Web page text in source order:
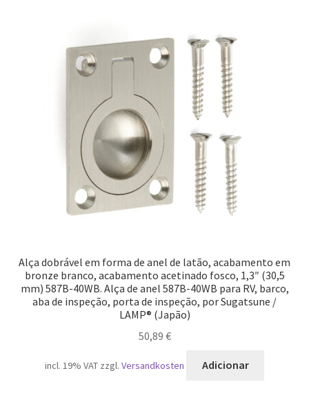
Alça dobrável em forma de anel de latão, acabamento em
bronze branco, acabamento acetinado fosco, 1,3″ (30,5
mm) 587B-40WB. Alça de anel 587B-40WB para RV, barco,
aba de inspeção, porta de inspeção, por Sugatsune /
LAMP® (Japão)
50,89 €
incl. 19% VAT zzgl. Versandkosten Adicionar